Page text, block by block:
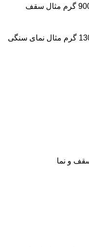
رابیتس متوسط: رابیتس با وزن 600 تا 900 گرم مثال سقف
رابیتس سنگین: رابیتس با وزن900 تا 1300 گرم مثال نمای سنگی